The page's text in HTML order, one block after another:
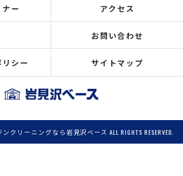
ー アクセス
お問い合わせ
シー サイトマップ
リーニングなら岩見沢ベース ALL RIGHTS RESERVED.